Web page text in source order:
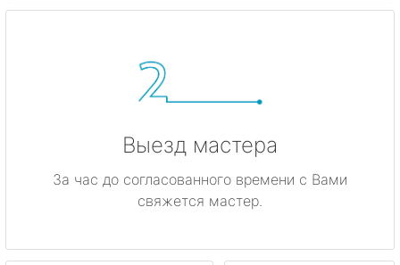
Выезд мастера
За час до согласованного времени с Вами
свяжется мастер.